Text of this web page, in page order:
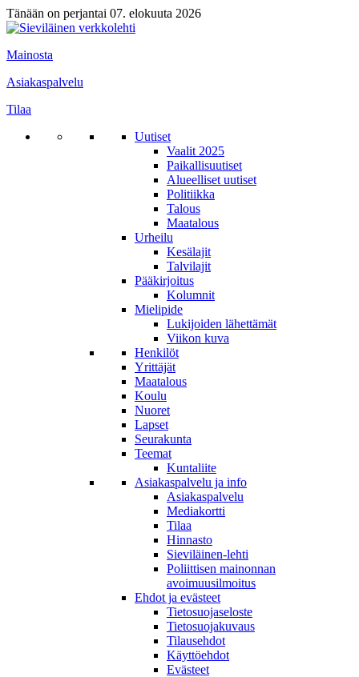
Tänään on perjantai 07. elokuuta 2026
Mainosta
Asiakaspalvelu
Tilaa
Uutiset
Vaalit 2025
Paikallisuutiset
Alueelliset uutiset
Politiikka
Talous
Maatalous
Urheilu
Kesälajit
Talvilajit
Pääkirjoitus
Kolumnit
Mielipide
Lukijoiden lähettämät
Viikon kuva
Henkilöt
Yrittäjät
Maatalous
Koulu
Nuoret
Lapset
Seurakunta
Teemat
Kuntaliite
Asiakaspalvelu ja info
Asiakaspalvelu
Mediakortti
Tilaa
Hinnasto
Sieviläinen-lehti
Poliittisen mainonnan
avoimuusilmoitus
Ehdot ja evästeet
Tietosuojaseloste
Tietosuojakuvaus
Tilausehdot
Käyttöehdot
Evästeet